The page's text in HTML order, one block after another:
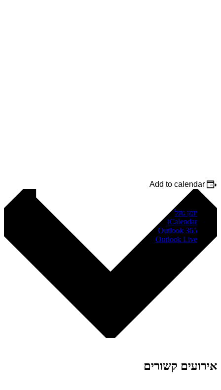
Add to calendar
יומן גוגל
iCalendar
Outlook 365
Outlook Live
אירועים קשורים